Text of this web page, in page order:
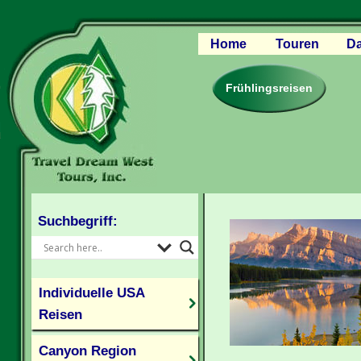
Home
Touren
Canyon Region
Rocky
Pazifischer
Frühlingsreisen
Suchbegriff:
Individuelle USA
Reisen
Canyon Region